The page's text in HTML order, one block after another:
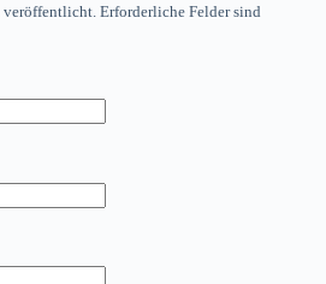
Erforderliche Felder sind